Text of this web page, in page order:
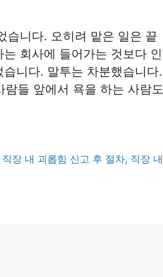
습니다. 오히려 맡은 일은 끝
회사에 들어가는 것보다 인
니다. 말투는 차분했습니다.
들 앞에서 욕을 하는 사람도
직장 내 괴롭힘 신고 후 절차, 직장 내